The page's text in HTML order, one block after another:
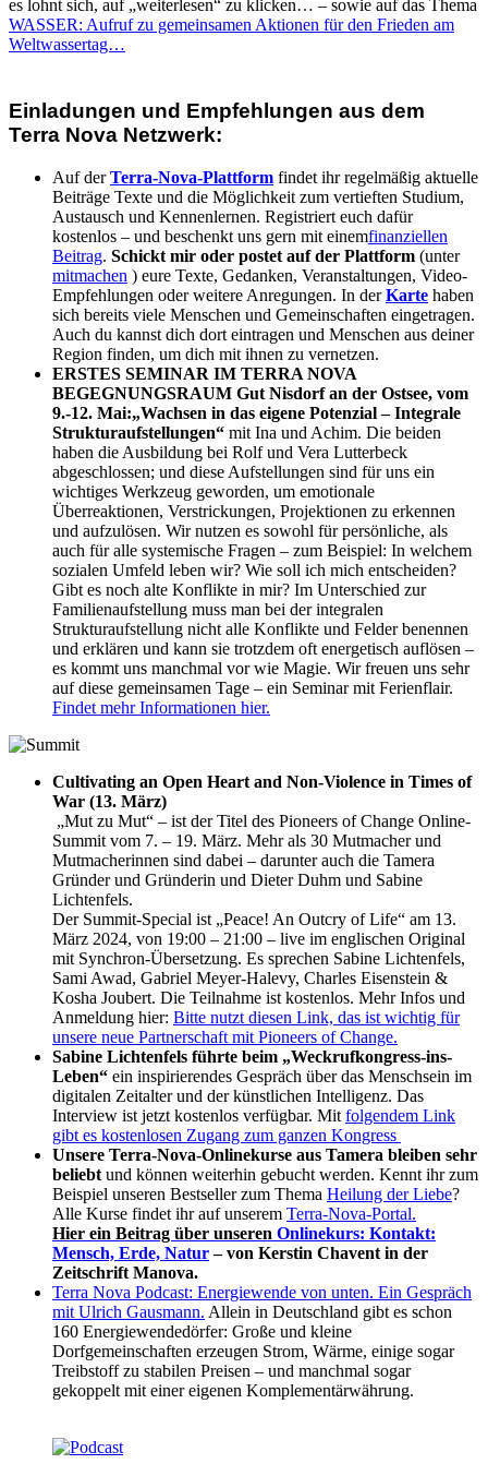
es lohnt sich, auf „weiterlesen“ zu klicken… – sowie auf das Thema
WASSER: Aufruf zu gemeinsamen Aktionen für den Frieden am
Weltwassertag…
Einladungen und Empfehlungen aus dem
Terra Nova Netzwerk:
Auf der Terra-Nova-Plattform findet ihr regelmäßig aktuelle
Beiträge Texte und die Möglichkeit zum vertieften Studium,
Austausch und Kennenlernen. Registriert euch dafür
kostenlos – und beschenkt uns gern mit einemfinanziellen
Beitrag. Schickt mir oder postet auf der Plattform (unter
mitmachen ) eure Texte, Gedanken, Veranstaltungen, Video-
Empfehlungen oder weitere Anregungen. In der Karte haben
sich bereits viele Menschen und Gemeinschaften eingetragen.
Auch du kannst dich dort eintragen und Menschen aus deiner
Region finden, um dich mit ihnen zu vernetzen.
ERSTES SEMINAR IM TERRA NOVA
BEGEGNUNGSRAUM Gut Nisdorf an der Ostsee, vom
9.-12. Mai:„Wachsen in das eigene Potenzial – Integrale
Strukturaufstellungen“ mit Ina und Achim. Die beiden
haben die Ausbildung bei Rolf und Vera Lutterbeck
abgeschlossen; und diese Aufstellungen sind für uns ein
wichtiges Werkzeug geworden, um emotionale
Überreaktionen, Verstrickungen, Projektionen zu erkennen
und aufzulösen. Wir nutzen es sowohl für persönliche, als
auch für alle systemische Fragen – zum Beispiel: In welchem
sozialen Umfeld leben wir? Wie soll ich mich entscheiden?
Gibt es noch alte Konflikte in mir? Im Unterschied zur
Familienaufstellung muss man bei der integralen
Strukturaufstellung nicht alle Konflikte und Felder benennen
und erklären und kann sie trotzdem oft energetisch auflösen –
es kommt uns manchmal vor wie Magie. Wir freuen uns sehr
auf diese gemeinsamen Tage – ein Seminar mit Ferienflair.
Findet mehr Informationen hier.
Cultivating an Open Heart and Non-Violence in Times of
War (13. März)
„Mut zu Mut“ – ist der Titel des Pioneers of Change Online-
Summit vom 7. – 19. März. Mehr als 30 Mutmacher und
Mutmacherinnen sind dabei – darunter auch die Tamera
Gründer und Gründerin und Dieter Duhm und Sabine
Lichtenfels.
Der Summit-Special ist „Peace! An Outcry of Life“ am 13.
März 2024, von 19:00 – 21:00 – live im englischen Original
mit Synchron-Übersetzung. Es sprechen Sabine Lichtenfels,
Sami Awad, Gabriel Meyer-Halevy, Charles Eisenstein &
Kosha Joubert. Die Teilnahme ist kostenlos. Mehr Infos und
Anmeldung hier: Bitte nutzt diesen Link, das ist wichtig für
unsere neue Partnerschaft mit Pioneers of Change.
Sabine Lichtenfels führte beim „Weckrufkongress-ins-
Leben“ ein inspirierendes Gespräch über das Menschsein im
digitalen Zeitalter und der künstlichen Intelligenz. Das
Interview ist jetzt kostenlos verfügbar. Mit folgendem Link
gibt es kostenlosen Zugang zum ganzen Kongress
Unsere Terra-Nova-Onlinekurse aus Tamera bleiben sehr
beliebt und können weiterhin gebucht werden. Kennt ihr zum
Beispiel unseren Bestseller zum Thema Heilung der Liebe?
Alle Kurse findet ihr auf unserem Terra-Nova-Portal.
Hier ein Beitrag über unseren Onlinekurs: Kontakt:
Mensch, Erde, Natur– von Kerstin Chavent in der
Zeitschrift Manova.
Terra Nova Podcast: Energiewende von unten. Ein Gespräch
mit Ulrich Gausmann. Allein in Deutschland gibt es schon
160 Energiewendedörfer: Große und kleine
Dorfgemeinschaften erzeugen Strom, Wärme, einige sogar
Treibstoff zu stabilen Preisen – und manchmal sogar
gekoppelt mit einer eigenen Komplementärwährung.